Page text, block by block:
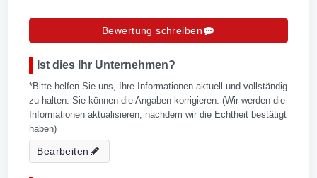
Bewertung schreiben
Ist dies Ihr Unternehmen?
*Bitte helfen Sie uns, Ihre Informationen aktuell und vollständig
zu halten. Sie können die Angaben korrigieren. (Wir werden die
Informationen aktualisieren, nachdem wir die Echtheit bestätigt
haben)
Bearbeiten